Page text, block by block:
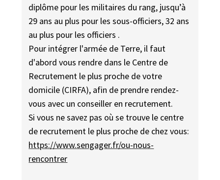
diplôme pour les militaires du rang, jusqu’à
29 ans au plus pour les sous-officiers, 32 ans
au plus pour les officiers .
Pour intégrer l'armée de Terre, il faut
d'abord vous rendre dans le Centre de
Recrutement le plus proche de votre
domicile (CIRFA), afin de prendre rendez-
vous avec un conseiller en recrutement.
Si vous ne savez pas où se trouve le centre
de recrutement le plus proche de chez vous:
https://www.sengager.fr/ou-nous-
rencontrer